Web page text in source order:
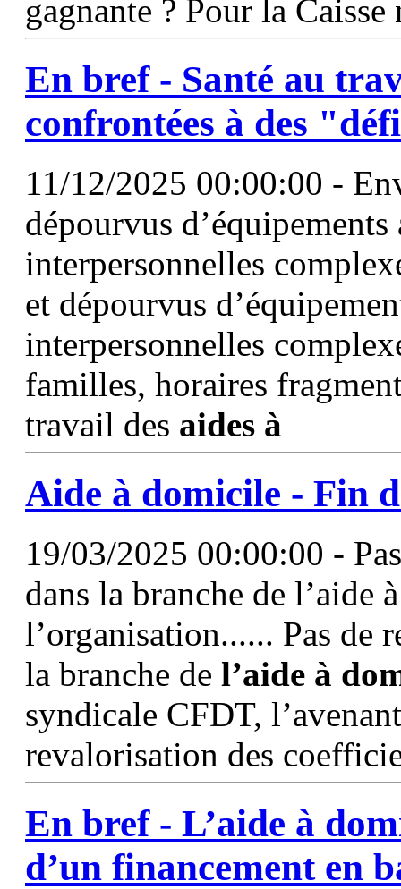
gagnante ? Pour la Caisse
En bref - Santé au
confrontées à des
11/12/2025 00:00:00 -
dépourvus
interpersonnelles
et dépourvus
interpersonnelles
familles, horaires
travail des aides à
Aide à domicile - Fin
19/03/2025 00:00:00 -
dans la branche de l’aide
l’organisation...... Pas de
la branche de l’aide à
syndicale CFDT,
revalorisation des
En bref - L’aide à
d’un financement en